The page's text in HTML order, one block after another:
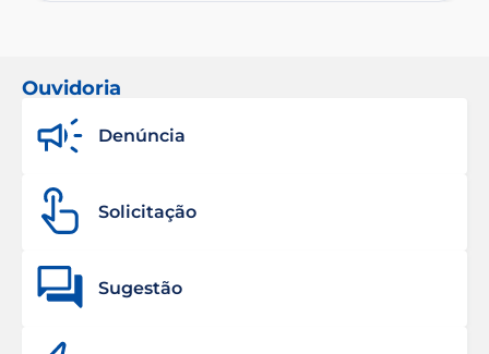
Ouvidoria
Denúncia
Solicitação
Sugestão